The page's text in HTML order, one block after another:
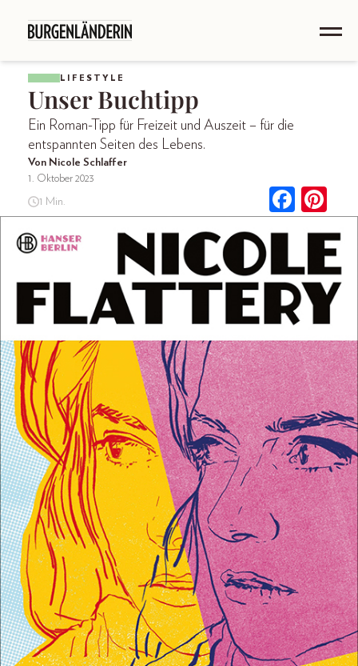
LIFESTYLE
Unser Buchtipp
Ein Roman-Tipp für Freizeit und Auszeit – für die
entspannten Seiten des Lebens.
Von Nicole Schlaffer
1. Oktober 2023
1 Min.